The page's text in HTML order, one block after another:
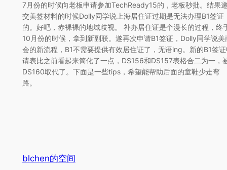
7月份的时候向老板申请参加TechReady15的，老板秒批。结果
交美签材料的时候Dolly同学说上海居住证过期是无法办理B1签证
的。好吧，赤裸裸的地域歧视。 补办居住证是个漫长的过程，终
10月份的时候，拿到新副联。遂再次申请B1签证，Dolly同学说美
会的新流程，B1不需要提供有效居住证了，无语ing。新的B1签
请表比之前看起来简化了一点，DS156和DS157表格合二为一，
DS160取代了。下面是一些tips，希望能帮助后面的童鞋少走弯
路。
blchen的空间